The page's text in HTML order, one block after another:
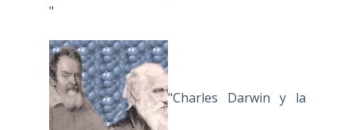
"
"Charles Darwin y la